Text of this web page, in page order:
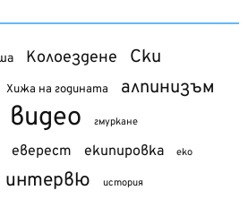
Колоездене Ски
Хижа на годината алпинизъм
видео гмуркане
еверест екипировка еко
интервю история